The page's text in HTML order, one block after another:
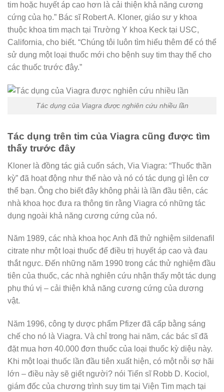
tim hoặc huyết áp cao hơn là cải thiện khả năng cương
cứng của họ.” Bác sĩ Robert A. Kloner, giáo sư y khoa
thuộc khoa tim mạch tại Trường Y khoa Keck tại USC,
California, cho biết. “Chúng tôi luôn tìm hiểu thêm để có thể
sử dụng một loại thuốc mới cho bệnh suy tim thay thế cho
các thuốc trước đây.”
Tác dụng của Viagra được nghiên cứu nhiều lần
Tác dụng trên tim của Viagra cũng được tìm
thấy trước đây
Kloner là đồng tác giả cuốn sách, Via Viagra: “Thuốc thần
kỳ” đã hoạt động như thế nào và nó có tác dụng gì lên cơ
thể bạn. Ông cho biết đây không phải là lần đầu tiên, các
nhà khoa học đưa ra thông tin rằng Viagra có những tác
dụng ngoài khả năng cương cứng của nó.
Năm 1989, các nhà khoa học Anh đã thử nghiệm sildenafil
citrate như một loại thuốc để điều trị huyết áp cao và đau
thắt ngực. Đến những năm 1990 trong các thử nghiệm đầu
tiên của thuốc, các nhà nghiên cứu nhận thấy một tác dụng
phụ thú vị – cải thiện khả năng cương cứng của dương
vật.
Năm 1996, công ty dược phẩm Pfizer đã cấp bằng sáng
chế cho nó là Viagra. Và chỉ trong hai năm, các bác sĩ đã
đặt mua hơn 40.000 đơn thuốc của loại thuốc kỳ diệu này.
Khi một loại thuốc lần đầu tiên xuất hiện, có một nỗi sợ hãi
lớn – điều này sẽ giết người? nói Tiến sĩ Robb D. Kociol,
giám đốc của chương trình suy tim tại Viện Tim mạch tại